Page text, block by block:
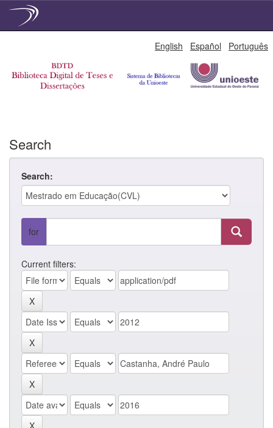
English Español Português
Search
Search:
for
Current filters: